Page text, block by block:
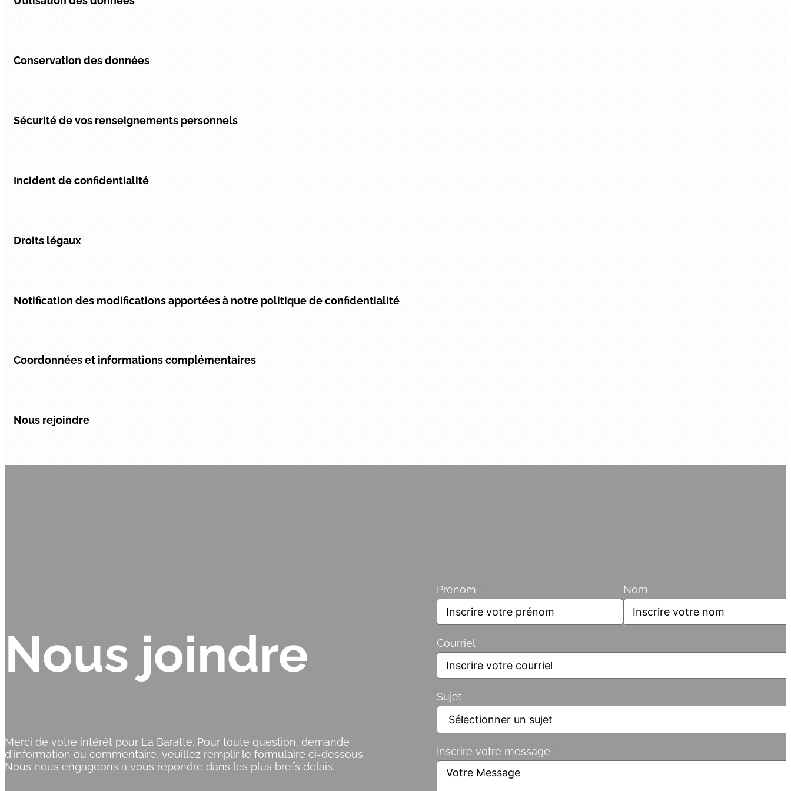
Conservation des données
Sécurité de vos renseignements personnels
Incident de confidentialité
Droits légaux
Notification des modifications apportées à notre politique de confidentialité
Coordonnées et informations complémentaires
Nous rejoindre
Nous joindre
Merci de votre intérêt pour La Baratte. Pour toute question, demande
d'information ou commentaire, veuillez remplir le formulaire ci-dessous.
Nous nous engageons à vous répondre dans les plus brefs délais.
Prénom Nom
Courriel
Sujet
Inscrire votre message